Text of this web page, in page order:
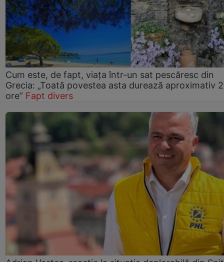
Cum este, de fapt, viața într-un sat pescăresc din
Grecia: „Toată povestea asta durează aproximativ
ore” Fapt divers